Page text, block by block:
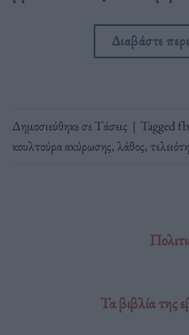
Διαβάστε
Δημοσιεύθηκε σεΤάσεις | Tagged
κουλτούρα ακύρωσης,λάθος,
Τα βιβλία της